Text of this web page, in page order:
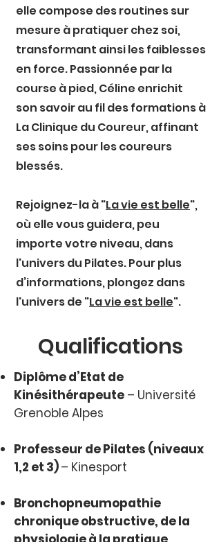
elle compose des routines sur
mesure à pratiquer chez soi,
transformant ainsi les faiblesses
en force. Passionnée par la
course à pied, Céline enrichit
son savoir au fil des formations à
La Clinique du Coureur, affinant
ses soins pour les coureurs
blessés.
Rejoignez-la à "La vie est belle",
où elle vous guidera, peu
importe votre niveau, dans
l'univers du Pilates. Pour plus
d’informations, plongez dans
l'univers de "La vie est belle".
Qualifications
Diplôme d’Etat de
Kinésithérapeute – Université
Grenoble Alpes
Professeur de Pilates (niveaux
1,2 et 3)– Kinesport
Bronchopneumopathie
chronique obstructive, de la